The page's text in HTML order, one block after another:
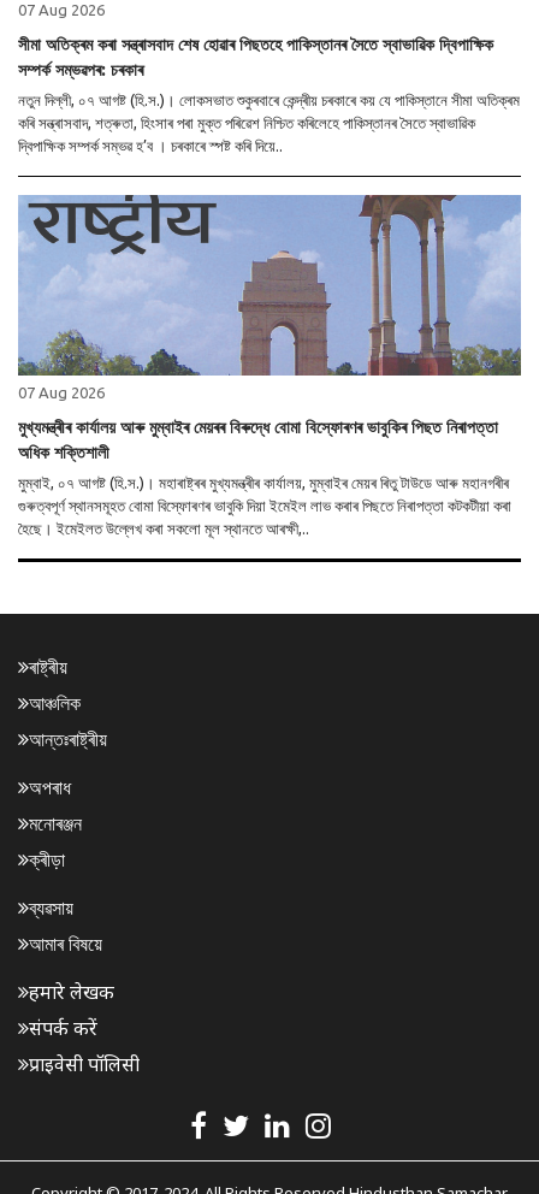
07 Aug 2026
সীমা অতিক্ৰম কৰা সন্ত্ৰাসবাদ শেষ হোৱাৰ পিছতহে পাকিস্তানৰ সৈতে স্বাভাৱিক দ্বিপাক্ষিক
সম্পৰ্ক সম্ভৱপৰ: চৰকাৰ
নতুন দিল্লী, ০৭ আগষ্ট (হি.স.)। লোকসভাত শুকুৰবাৰে কেন্দ্ৰীয় চৰকাৰে কয় যে পাকিস্তানে সীমা অতিক্ৰম
কৰি সন্ত্ৰাসবাদ, শত্ৰুতা, হিংসাৰ পৰা মুক্ত পৰিৱেশ নিশ্চিত কৰিলেহে পাকিস্তানৰ সৈতে স্বাভাৱিক
দ্বিপাক্ষিক সম্পৰ্ক সম্ভৱ হ’ব । চৰকাৰে স্পষ্ট কৰি দিয়ে..
07 Aug 2026
মুখ্যমন্ত্ৰীৰ কাৰ্যালয় আৰু মুম্বাইৰ মেয়ৰৰ বিৰুদ্ধে বোমা বিস্ফোৰণৰ ভাবুকিৰ পিছত নিৰাপত্তা
অধিক শক্তিশালী
মুম্বাই, ০৭ আগষ্ট (হি.স.)। মহাৰাষ্ট্ৰৰ মুখ্যমন্ত্ৰীৰ কাৰ্যালয়, মুম্বাইৰ মেয়ৰ ৰিতু টাউডে আৰু মহানগৰীৰ
গুৰুত্বপূৰ্ণ স্থানসমূহত বোমা বিস্ফোৰণৰ ভাবুকি দিয়া ইমেইল লাভ কৰাৰ পিছতে নিৰাপত্তা কটকটীয়া কৰা
হৈছে। ইমেইলত উল্লেখ কৰা সকলো মূল স্থানতে আৰক্ষী,..
ৰাষ্ট্ৰীয়
আঞ্চলিক
আন্তঃৰাষ্ট্ৰীয়
অপৰাধ
মনোৰঞ্জন
ক্ৰীড়া
ব্যৱসায়
আমাৰ বিষয়ে
हमारे लेखक
संपर्क करें
प्राइवेसी पॉलिसी